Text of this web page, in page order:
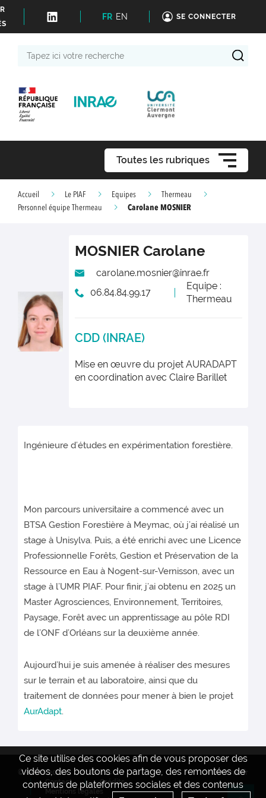
FR EN SE CONNECTER
Toutes les rubriques
Accueil Le PIAF Equipes
Thermeau
Personnel équipe Thermeau
Carolane MOSNIER
MOSNIER Carolane
carolane.mosnier@inrae.fr
06.84.84.99.17
Equipe :
Thermeau
CDD (INRAE)
Mise en œuvre du projet AURADAPT
en coordination avec Claire Barillet
Ingénieure d’études en expérimentation forestière.
Mon parcours universitaire a commencé avec un
BTSA Gestion Forestière à Meymac, où j’ai réalisé un
stage à Unisylva. Puis, a été enrichi avec une Licence
Professionnelle Forêts, Gestion et Préservation de la
Ressource en Eau à Nogent-sur-Vernisson, avec un
stage à l’UMR PIAF. Pour finir, j’ai obtenu en 2025 un
Master Agrosciences, Environnement, Territoires,
Paysage, Forêt avec un apprentissage au pôle RDI
de l’ONF d’Orléans sur la deuxième année.
Aujourd’hui je suis amenée à réaliser des mesures
sur le terrain et au laboratoire, ainsi que du
traitement de données pour mener à bien le projet
AurAdapt.
Ce site utilise des cookies afin de vous proposer des
vidéos, des boutons de partage, des remontées de
contenus de plateformes sociales et des contenus
© INRAE 2022
Actualités
Contact
Crédits
Mentions legales
www.inrae.fr